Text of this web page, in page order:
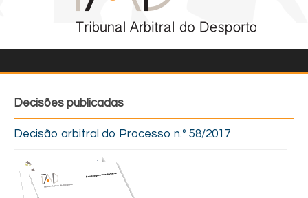
Decisões publicadas
Decisão arbitral do Processo n.º 58/2017